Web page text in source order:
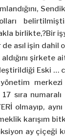
birlikte,?Bir
de asıl işin
aldığını şirkete
Eski …
sıra numaralı
olmayıp,
karışım
ay çiçeği